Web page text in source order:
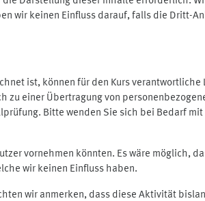
wir keinen Einfluss darauf, falls die Dritt-
ist, können für den Kurs verantwortliche
einer Übertragung von
Bitte wenden Sie sich bei Bedarf
vornehmen könnten. Es wäre möglich,
wir keinen Einfluss haben.
wir anmerken, dass diese Aktivität